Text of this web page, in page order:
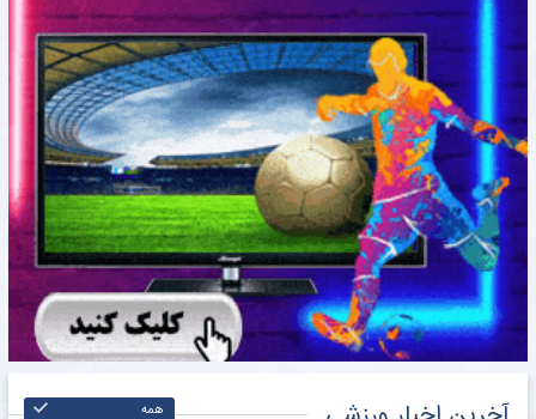
برای درج بک لینک شما در همین ستون کلیک کنید
›